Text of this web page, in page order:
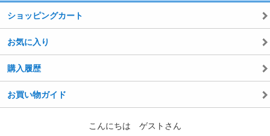
ショッピングカート
お気に入り
購入履歴
お買い物ガイド
こんにちは ゲストさん